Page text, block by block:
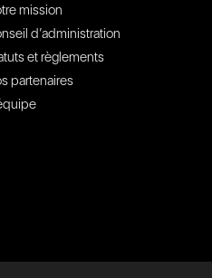
mission
d’administration
et règlements
partenaires